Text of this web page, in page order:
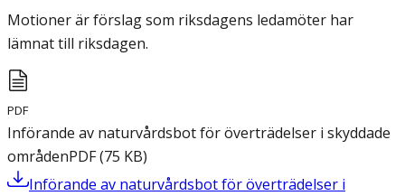
Motioner är förslag som riksdagens ledamöter har
lämnat till riksdagen.
PDF
Införande av naturvårdsbot för överträdelser i skyddade
områdenPDF(75 KB)
Införande av naturvårdsbot för överträdelser i